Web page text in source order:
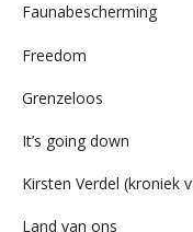
Faunabescherming
Freedom
Grenzeloos
It’s going down
Kirsten Verdel (kroniek
Land van ons